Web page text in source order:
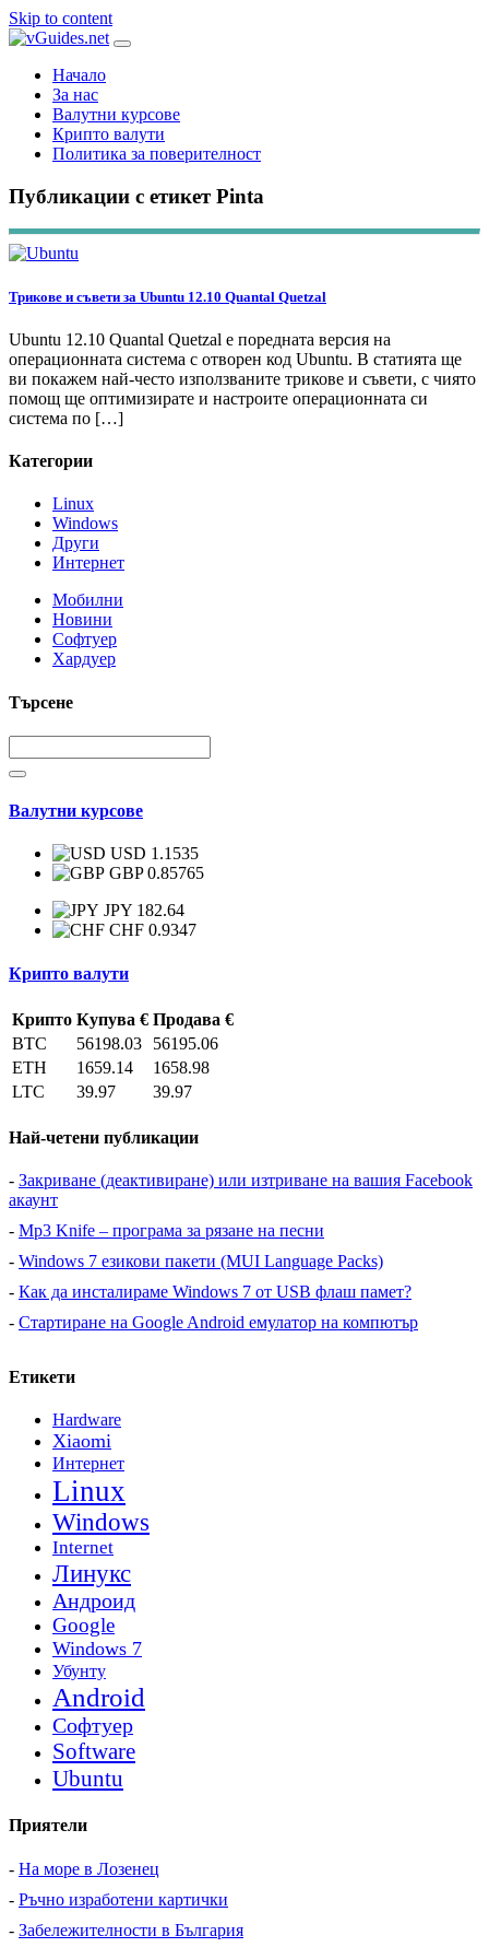
Skip to content
Начало
За нас
Валутни курсове
Крипто валути
Политика за поверителност
Публикации с етикет Pinta
Трикове и съвети за Ubuntu 12.10 Quantal Quetzal
Ubuntu 12.10 Quantal Quetzal е поредната версия на
операционната система с отворен код Ubuntu. В статията ще
ви покажем най-често използваните трикове и съвети, с чиято
помощ ще оптимизирате и настроите операционната си
система по […]
Категории
Linux
Windows
Други
Интернет
Мобилни
Новини
Софтуер
Хардуер
Търсене
Валутни курсове
USD 1.1535
GBP 0.85765
JPY 182.64
CHF 0.9347
Крипто валути
Крипто Купува € Продава €
BTC
56198.03
56195.06
ETH
1659.14
1658.98
LTC
39.97 39.97
Най-четени публикации
- Закриване (деактивиране) или изтриване на вашия Facebook
акаунт
- Mp3 Knife – програма за рязане на песни
- Windows 7 езикови пакети (MUI Language Packs)
- Как да инсталираме Windows 7 от USB флаш памет?
- Стартиране на Google Android емулатор на компютър
Етикети
Hardware
Xiaomi
Интернет
Linux
Windows
Internet
Линукс
Андроид
Google
Windows 7
Убунту
Android
Софтуер
Software
Ubuntu
Приятели
- На море в Лозенец
- Ръчно изработени картички
- Забележителности в България